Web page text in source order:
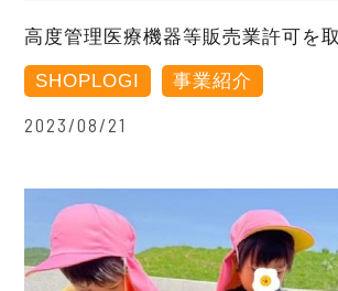
高度管理医療機器等販売業許可を
SHOPLOGI 事業紹介
2023/08/21